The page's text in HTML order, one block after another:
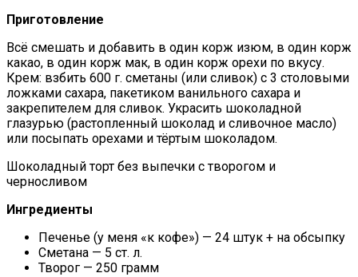
Приготовление
Всё смешать и добавить в один корж изюм, в один корж
какао, в один корж мак, в один корж орехи по вкусу.
Крем: взбить 600 г. сметаны (или сливок) с 3 столовыми
ложками сахара, пакетиком ванильного сахара и
закрепителем для сливок. Украсить шоколадной
глазурью (растопленный шоколад и сливочное масло)
или посыпать орехами и тёртым шоколадом.
Шоколадный торт без выпечки с творогом и
черносливом
Ингредиенты
Печенье (у меня «к кофе») — 24 штук + на обсыпку
Сметана — 5 ст. л.
Творог — 250 грамм